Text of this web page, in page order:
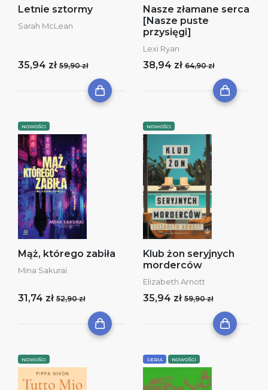
Letnie sztormy
Sarah McLean
35,94 zł 59,90 zł
Nasze złamane serca
[Nasze puste
przysięgi]
Lexi Ryan
38,94 zł 64,90 zł
NOWOŚCI
Mąż, którego zabiła
Mina Sakurai
31,74 zł 52,90 zł
NOWOŚCI
Klub żon seryjnych
morderców
Elizabeth Arnott
35,94 zł 59,90 zł
NOWOŚCI SERIA NOWOŚCI